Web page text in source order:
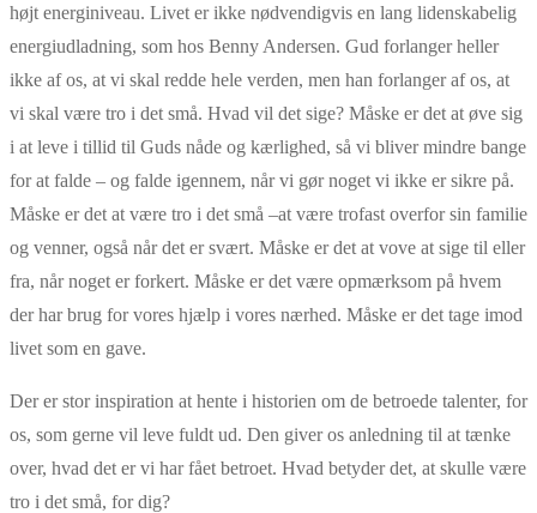
højt energiniveau. Livet er ikke nødvendigvis en lang lidenskabelig
energiudladning, som hos Benny Andersen. Gud forlanger heller
ikke af os, at vi skal redde hele verden, men han forlanger af os, at
vi skal være tro i det små. Hvad vil det sige? Måske er det at øve sig
i at leve i tillid til Guds nåde og kærlighed, så vi bliver mindre bange
for at falde – og falde igennem, når vi gør noget vi ikke er sikre på.
Måske er det at være tro i det små –at være trofast overfor sin familie
og venner, også når det er svært. Måske er det at vove at sige til eller
fra, når noget er forkert. Måske er det være opmærksom på hvem
der har brug for vores hjælp i vores nærhed. Måske er det tage imod
livet som en gave.
Der er stor inspiration at hente i historien om de betroede talenter, for
os, som gerne vil leve fuldt ud. Den giver os anledning til at tænke
over, hvad det er vi har fået betroet. Hvad betyder det, at skulle være
tro i det små, for dig?